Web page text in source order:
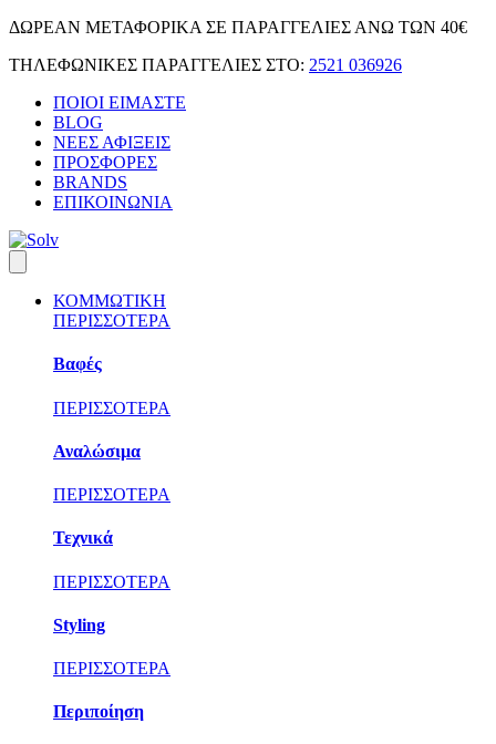
Skip
content
ΔΩΡΕΑΝ ΜΕΤΑΦΟΡΙΚΑ ΣΕ ΠΑΡΑΓΓΕΛΙΕΣ ΑΝΩ ΤΩΝ 40€
ΤΗΛΕΦΩΝΙΚΕΣ ΠΑΡΑΓΓΕΛΙΕΣ ΣΤΟ: 2521 036926
ΠΟΙΟΙ ΕΙΜΑΣΤΕ
BLOG
ΝΕΕΣ ΑΦΙΞΕΙΣ
ΠΡΟΣΦΟΡΕΣ
BRANDS
ΕΠΙΚΟΙΝΩΝΙΑ
ΚΟΜΜΩΤΙΚΗ
ΠΕΡΙΣΣΟΤΕΡΑ
Βαφές
ΠΕΡΙΣΣΟΤΕΡΑ
Αναλώσιμα
ΠΕΡΙΣΣΟΤΕΡΑ
Τεχνικά
ΠΕΡΙΣΣΟΤΕΡΑ
Styling
ΠΕΡΙΣΣΟΤΕΡΑ
Περιποίηση